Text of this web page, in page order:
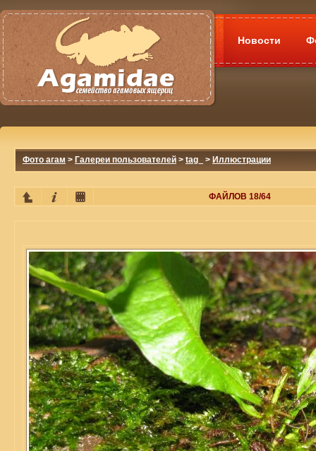
Новости
Фото агам > Галереи пользователей > tag_ > Иллюстрации
ФАЙЛОВ 18/64